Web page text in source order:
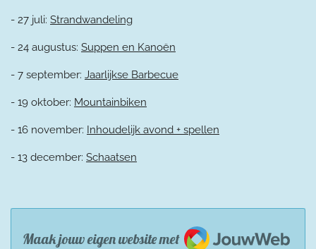
- 27 juli: Strandwandeling
- 24 augustus: Suppen en Kanoën
- 7 september: Jaarlijkse Barbecue
- 19 oktober: Mountainbiken
- 16 november: Inhoudelijk avond + spellen
- 13 december: Schaatsen
Maak jouw eigen website met
JouwWeb